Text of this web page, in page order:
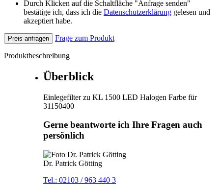
Durch Klicken auf die Schaltfläche "Anfrage senden"
bestätige ich, dass ich die Datenschutzerklärung gelesen und
akzeptiert habe.
Preis anfragen Frage zum Produkt
Produktbeschreibung
Überblick
Einlegefilter zu KL 1500 LED Halogen Farbe für
31150400
Gerne beantworte ich Ihre Fragen auch
persönlich
Dr. Patrick Götting
Tel.: 02103 / 963 440 3